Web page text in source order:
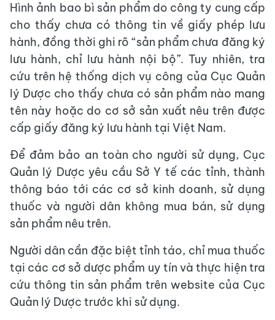
Hình ảnh bao bì sản phẩm do công ty cung cấp
cho thấy chưa có thông tin về giấy phép lưu
hành, đồng thời ghi rõ “sản phẩm chưa đăng ký
lưu hành, chỉ lưu hành nội bộ”. Tuy nhiên, tra
cứu trên hệ thống dịch vụ công của Cục Quản
lý Dược cho thấy chưa có sản phẩm nào mang
tên này hoặc do cơ sở sản xuất nêu trên được
cấp giấy đăng ký lưu hành tại Việt Nam.
Để đảm bảo an toàn cho người sử dụng, Cục
Quản lý Dược yêu cầu Sở Y tế các tỉnh, thành
thông báo tới các cơ sở kinh doanh, sử dụng
thuốc và người dân không mua bán, sử dụng
sản phẩm nêu trên.
Người dân cần đặc biệt tỉnh táo, chỉ mua thuốc
tại các cơ sở dược phẩm uy tín và thực hiện tra
cứu thông tin sản phẩm trên website của Cục
Quản lý Dược trước khi sử dụng.